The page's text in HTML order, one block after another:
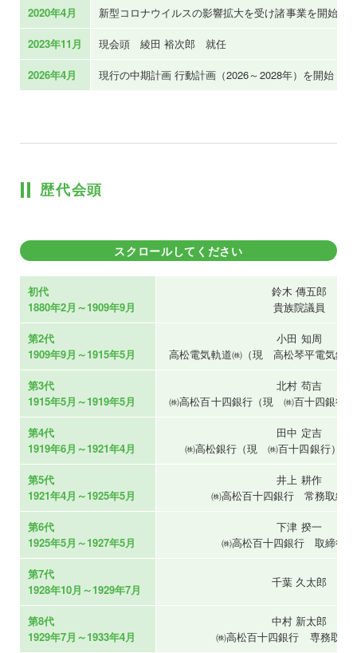
2020年4月 新型コロナウイルスの影響拡大を受け諸事業を開始/強
2023年11月 現会頭 綾田 裕次郎 就任
2026年4月 現行の中期計画 行動計画（2026～2028年）を開始
歴代会頭
スクロールしてください
初代
1880年2月～1909年9月
鈴木 傳五郎
貴族院議員
第2代
1909年9月～1915年5月
小田 知周
高松電気軌道㈱（現 高松琴平電気鉄
第3代
1915年5月～1919年5月
北村 苟吉
㈱高松百十四銀行（現 ㈱百十四銀
第4代
1919年6月～1921年4月
田中 定吉
㈱高松銀行（現 ㈱百十四銀行）
第5代
1921年4月～1925年5月
井上 耕作
㈱高松百十四銀行 常務取締
第6代
1925年5月～1927年5月
下津 揆一
㈱高松百十四銀行 取締役
第7代
1928年10月～1929年7月
千葉 久太郎
第8代
1929年7月～1933年4月
中村 新太郎
㈱高松百十四銀行 専務取締